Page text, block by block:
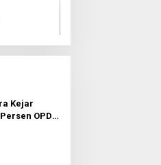
Kejar
OPD